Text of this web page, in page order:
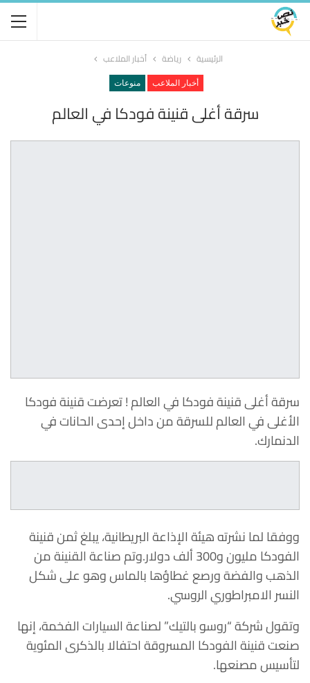
الرئيسية رياضة أخبار الملاعب
أخبار الملاعب منوعات
سرقة أغلى قنينة فودكا في العالم
سرقة أغلى قنينة فودكا في العالم ! تعرضت قنينة فودكا
الأغلى في العالم للسرقة من داخل إحدى الحانات في
الدنمارك.
ووفقا لما نشرته هيئة الإذاعة البريطانية، يبلغ ثمن قنينة
الفودكا مليون و300 ألف دولار.وتم صناعة القنينة من
الذهب والفضة ورصع غطاؤها بالماس وهو على شكل
النسر الامبراطوري الروسي.
وتقول شركة “روسو بالتيك” لصناعة السيارات الفخمة، إنها
صنعت قنينة الفودكا المسروقة احتفالا بالذكرى المئوية
لتأسيس مصنعها.